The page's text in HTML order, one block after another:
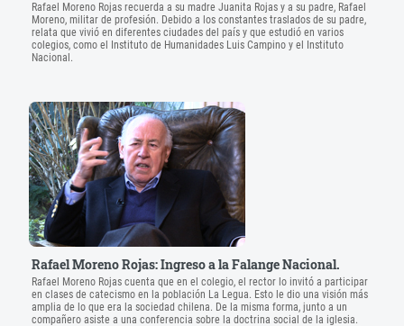
Rafael Moreno Rojas recuerda a su madre Juanita Rojas y a su padre, Rafael
Moreno, militar de profesión. Debido a los constantes traslados de su padre,
relata que vivió en diferentes ciudades del país y que estudió en varios
colegios, como el Instituto de Humanidades Luis Campino y el Instituto
Nacional.
Rafael Moreno Rojas: Ingreso a la Falange Nacional.
Rafael Moreno Rojas cuenta que en el colegio, el rector lo invitó a participar
en clases de catecismo en la población La Legua. Esto le dio una visión más
amplia de lo que era la sociedad chilena. De la misma forma, junto a un
compañero asiste a una conferencia sobre la doctrina social de la iglesia.